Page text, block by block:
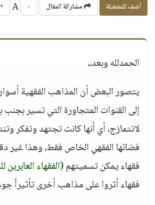
أضف للمفضلة مشاركة المقال -
+
الحمدلله وبعد،،
يتصور البعض أن المذاهب الفقهية
إلى القنوات المتجاورة التي تسير بجنب
لاتتمازج، أي أنها كانت تجتهد وتفكر
فضائها الفقهي الخاص فقط، وهذا غير
فقهاء يمكن تسميتهم(الفقهاء العابرين
فقهاء أثروا على مذاهب أخرى تأثيراً